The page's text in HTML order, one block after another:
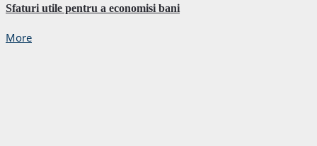
Sfaturi utile pentru a economisi bani
More